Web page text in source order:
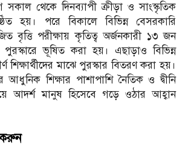
থেকে দিনব্যাপী ক্রীড়া ও সাংস্কৃতিক
হয়। পরে বিকালে বিভিন্ন বেসরকারি
বৃত্তি পরীক্ষায় কৃতিত্ব অর্জনকারী ১৩ জন
পুরস্কারে ভূষিত করা হয়। এছাড়াও বিভিন্ন
শিক্ষার্থীদের মাঝে পুরস্কার বিতরণ করা হয়।
আধুনিক শিক্ষার পাশাপাশি নৈতিক ও দ্বীনি
আদর্শ মানুষ হিসেবে গড়ে ওঠার আহ্বান
করুন